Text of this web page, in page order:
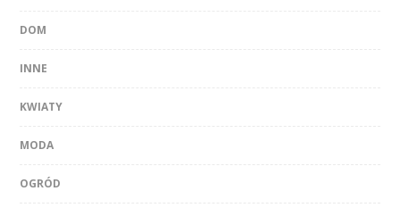
DOM
INNE
KWIATY
MODA
OGRÓD